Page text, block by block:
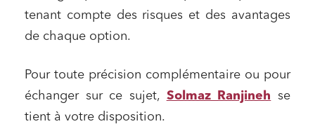
tenant compte des risques et des avantages
de chaque option.
Pour toute précision complémentaire ou pour
échanger sur ce sujet, Solmaz Ranjineh se
tient à votre disposition.